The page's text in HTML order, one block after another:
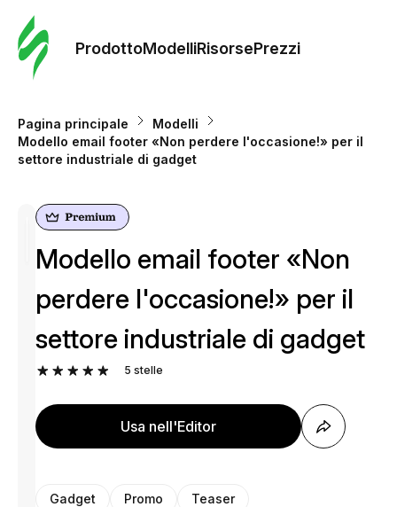
ProdottoModelliRisorsePrezzi
Pagina principale
Modelli
Modello email footer «Non perdere l'occasione!» per il
settore industriale di gadget
Modello email footer «Non
perdere l'occasione!» per il
settore industriale di gadget
5 stelle
Usa nell'Editor
Gadget Promo
Teaser